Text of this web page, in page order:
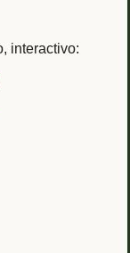
interactivo: